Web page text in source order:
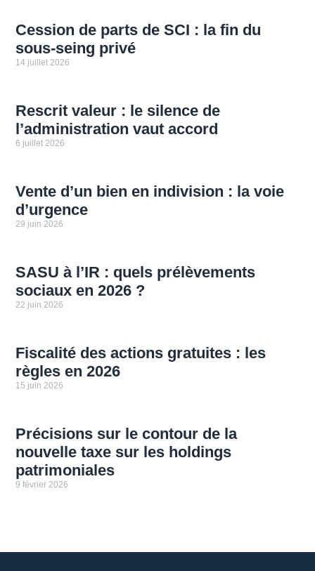
Cession de parts de SCI : la fin du
sous-seing privé
14 juillet 2026
Rescrit valeur : le silence de
l’administration vaut accord
6 juillet 2026
Vente d’un bien en indivision : la voie
d’urgence
29 juin 2026
SASU à l’IR : quels prélèvements
sociaux en 2026 ?
22 juin 2026
Fiscalité des actions gratuites : les
règles en 2026
15 juin 2026
Précisions sur le contour de la
nouvelle taxe sur les holdings
patrimoniales
9 février 2026